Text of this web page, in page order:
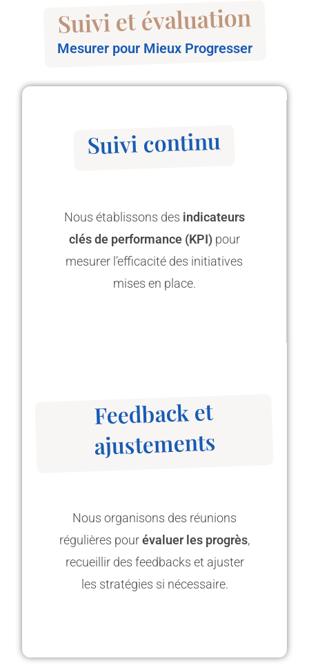
Suivi et évaluation
Mesurer pour Mieux Progresser
Suivi continu
Nous établissons des indicateurs
clés de performance (KPI)pour
mesurer l’efficacité des initiatives
mises en place.
Feedback et
ajustements
Nous organisons des réunions
régulières pourévaluer les progrès,
recueillir des feedbacks et ajuster
les stratégies si nécessaire.